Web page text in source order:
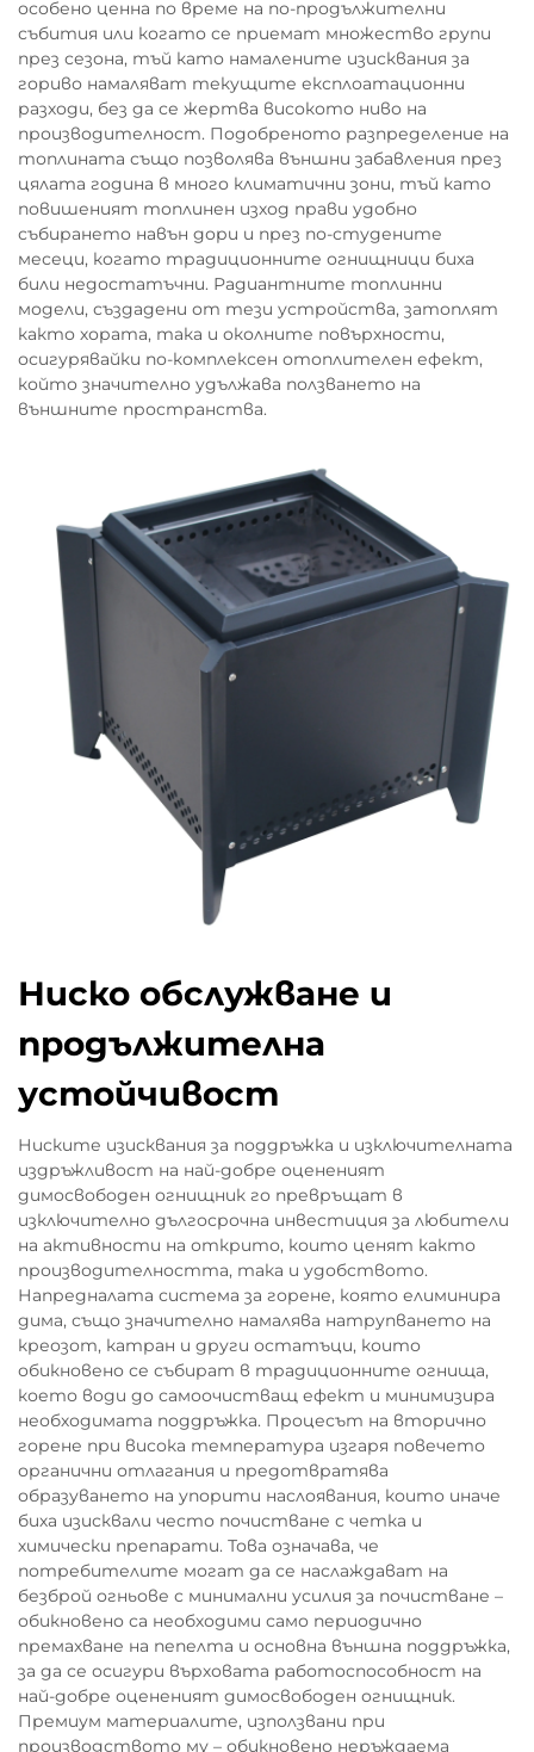
особено ценна по време на по-продължителни
събития или когато се приемат множество групи
през сезона, тъй като намалените изисквания за
гориво намаляват текущите експлоатационни
разходи, без да се жертва високото ниво на
производителност. Подобреното разпределение на
топлината също позволява външни забавления през
цялата година в много климатични зони, тъй като
повишеният топлинен изход прави удобно
събирането навън дори и през по-студените
месеци, когато традиционните огнищници биха
били недостатъчни. Радиантните топлинни
модели, създадени от тези устройства, затоплят
както хората, така и околните повърхности,
осигурявайки по-комплексен отоплителен ефект,
който значително удължава ползването на
външните пространства.
Ниско обслужване и
продължителна
устойчивост
Ниските изисквания за поддръжка и изключителната
издръжливост на най-добре оцененият
димосвободен огнищник го превръщат в
изключително дългосрочна инвестиция за любители
на активности на открито, които ценят както
производителността, така и удобството.
Напредналата система за горене, която елиминира
дима, също значително намалява натрупването на
креозот, катран и други остатъци, които
обикновено се събират в традиционните огнища,
което води до самоочистващ ефект и минимизира
необходимата поддръжка. Процесът на вторично
горене при висока температура изгаря повечето
органични отлагания и предотвратява
образуването на упорити наслоявания, които иначе
биха изисквали често почистване с четка и
химически препарати. Това означава, че
потребителите могат да се наслаждават на
безброй огньове с минимални усилия за почистване –
обикновено са необходими само периодично
премахване на пепелта и основна външна поддръжка,
за да се осигури върховата работоспособност на
най-добре оцененият димосвободен огнищник.
Премиум материалите, използвани при
производството му – обикновено неръждаема